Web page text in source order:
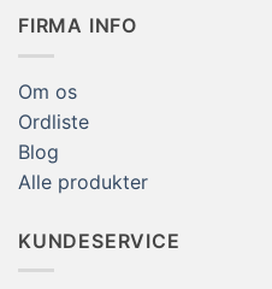
FIRMA INFO
Om os
Ordliste
Blog
Alle produkter
KUNDESERVICE